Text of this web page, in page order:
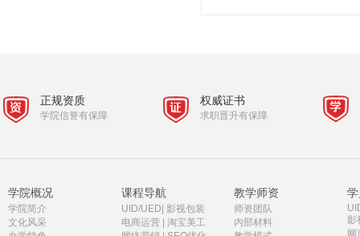
正规资质
学院信誉有保障
权威证书
求职晋升有保障
学院概况
学院简介
文化风采
课程导航
UID/UED 影视包装
电商运营| 淘宝美工
教学师资
师资团队
内部材料
影
网